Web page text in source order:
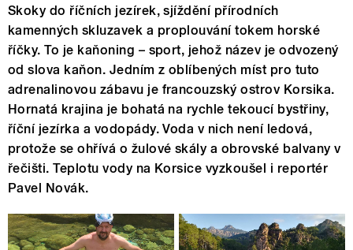
Skoky do říčních jezírek, sjíždění přírodních
kamenných skluzavek a proplouvání tokem horské
říčky. To je kaňoning – sport, jehož název je odvozený
od slova kaňon. Jedním z oblíbených míst pro tuto
adrenalinovou zábavu je francouzský ostrov Korsika.
Hornatá krajina je bohatá na rychle tekoucí bystřiny,
říční jezírka a vodopády. Voda v nich není ledová,
protože se ohřívá o žulové skály a obrovské balvany v
řečišti. Teplotu vody na Korsice vyzkoušel i reportér
Pavel Novák.